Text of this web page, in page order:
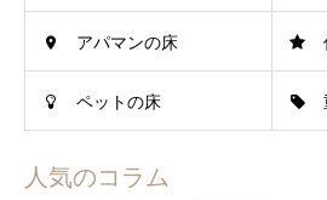
アパマンの床
ペットの床
人気のコラム